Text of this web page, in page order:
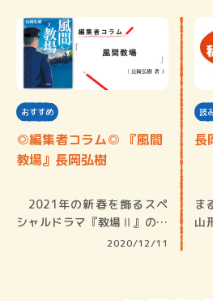
おすすめ
◎編集者コラム◎ 『風間
教場』長岡弘樹
2021年の新春を飾るスペ
シャルドラマ『教場Ⅱ』のポ
2020/12/11
読
長
ま
山